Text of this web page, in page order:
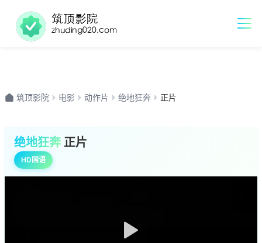
筑顶影院 电影 动作片 绝地狂奔 正片
绝地狂奔 正片
HD国语